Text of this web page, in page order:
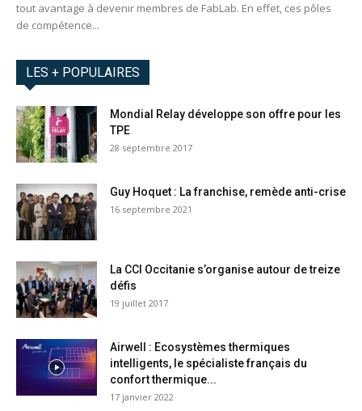
tout avantage à devenir membres de FabLab. En effet, ces pôles
de compétence...
LES + POPULAIRES
Mondial Relay développe son offre pour les
TPE
28 septembre 2017
Guy Hoquet : La franchise, remède anti-crise
16 septembre 2021
La CCI Occitanie s’organise autour de treize
défis
19 juillet 2017
Airwell : Ecosystèmes thermiques
intelligents, le spécialiste français du
confort thermique...
17 janvier 2022